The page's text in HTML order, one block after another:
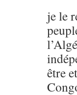
je le
être